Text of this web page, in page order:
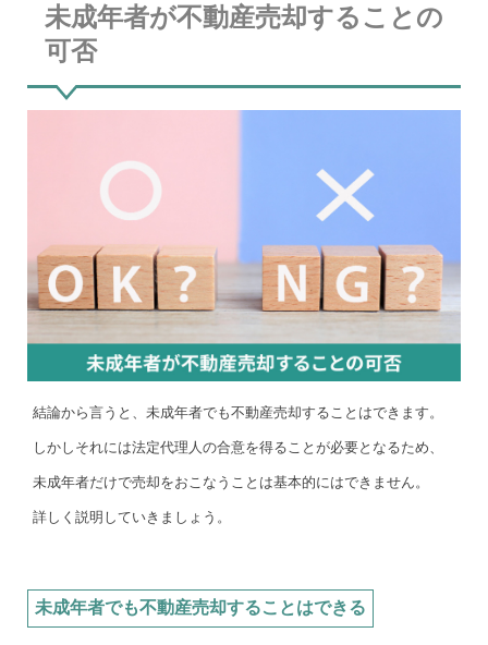
未成年者が不動産売却することの
可否
結論から言うと、未成年者でも不動産売却することはできます。
しかしそれには法定代理人の合意を得ることが必要となるため、
未成年者だけで売却をおこなうことは基本的にはできません。
詳しく説明していきましょう。
未成年者でも不動産売却することはできる